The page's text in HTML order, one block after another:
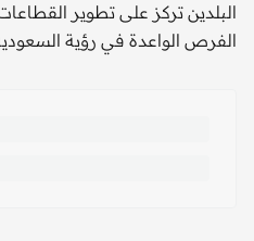
البلدين تركز على تطوير
الفرص الواعدة في رؤية السعودية